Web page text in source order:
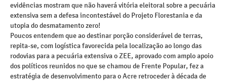
evidências mostram que não haverá vitória eleitoral sobre a pecuária
extensiva sem a defesa incontestável do Projeto Florestania e da
utopia do desmatamento zero!
Poucos entendem que ao destinar porção considerável de terras,
repita-se, com logística favorecida pela localização ao longo das
rodovias para a pecuária extensiva o ZEE, aprovado com amplo apoio
dos políticos reunidos no que se chamou de Frente Popular, fez a
estratégia de desenvolvimento para o Acre retroceder à década de